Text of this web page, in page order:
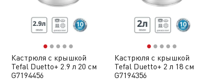
●● ● ● ●
Кастрюля с крышкой
Tefal Duetto+ 2.9 л 20 см
G7194456
●● ● ● ●
Кастрюля с крышкой
Tefal Duetto+ 2 л 18 см
G7194356